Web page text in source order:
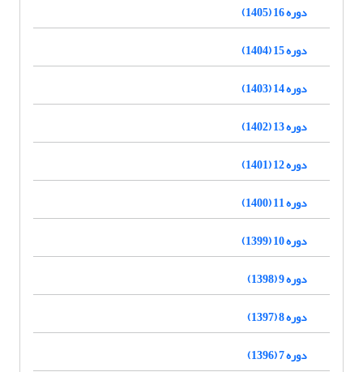
دوره 16 (1405)
دوره 15 (1404)
دوره 14 (1403)
دوره 13 (1402)
دوره 12 (1401)
دوره 11 (1400)
دوره 10 (1399)
دوره 9 (1398)
دوره 8 (1397)
دوره 7 (1396)